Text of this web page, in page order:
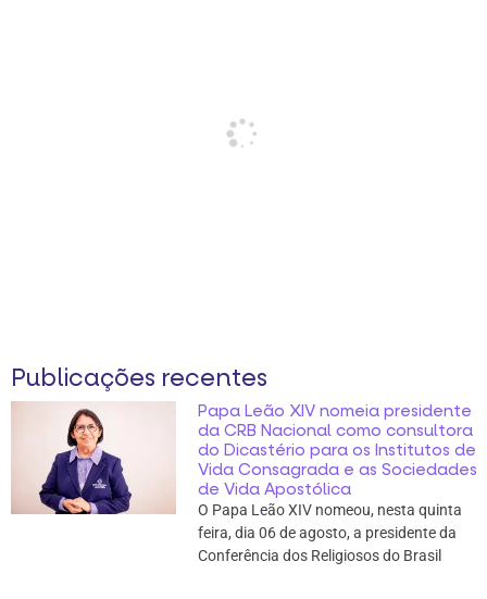
Publicações recentes
Papa Leão XIV nomeia presidente
da CRB Nacional como consultora
do Dicastério para os Institutos de
Vida Consagrada e as Sociedades
de Vida Apostólica
O Papa Leão XIV nomeou, nesta quinta
feira, dia 06 de agosto, a presidente da
Conferência dos Religiosos do Brasil